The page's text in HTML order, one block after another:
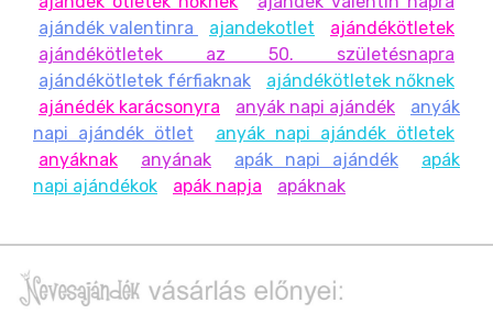
ajándék valentinra
ajandekotlet
ajándékötletek
ajándékötletek az 50. születésnapra
ajándékötletek férfiaknak
ajándékötletek nőknek
ajánédék karácsonyra
anyák napi ajándék
anyák
napi ajándék ötlet
anyák napi ajándék ötletek
anyáknak
anyának apák napi ajándék
apák
napi ajándékok
apák napja apáknak